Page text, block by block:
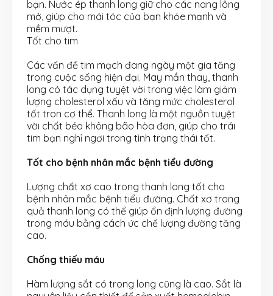
bạn. Nước ép thanh long giữ cho các nang lông
mở, giúp cho mái tóc của bạn khỏe mạnh và
mềm mượt.
Tốt cho tim
Các vấn đề tim mạch đang ngày một gia tăng
trong cuộc sống hiện đại. May mắn thay, thanh
long có tác dụng tuyệt vời trong việc làm giảm
lượng cholesterol xấu và tăng mức cholesterol
tốt tron cơ thể. Thanh long là một nguồn tuyệt
vời chất béo không bão hòa đơn, giúp cho trái
tim bạn nghỉ ngơi trong tình trạng thái tốt.
Tốt cho bệnh nhân mắc bệnh tiểu đường
Lượng chất xơ cao trong thanh long tốt cho
bệnh nhân mắc bệnh tiểu đường. Chất xơ trong
quả thanh long có thể giúp ổn định lượng đường
trong máu bằng cách ức chế lượng đường tăng
cao.
Chống thiếu máu
Hàm lượng sắt có trong long cũng là cao. Sắt là